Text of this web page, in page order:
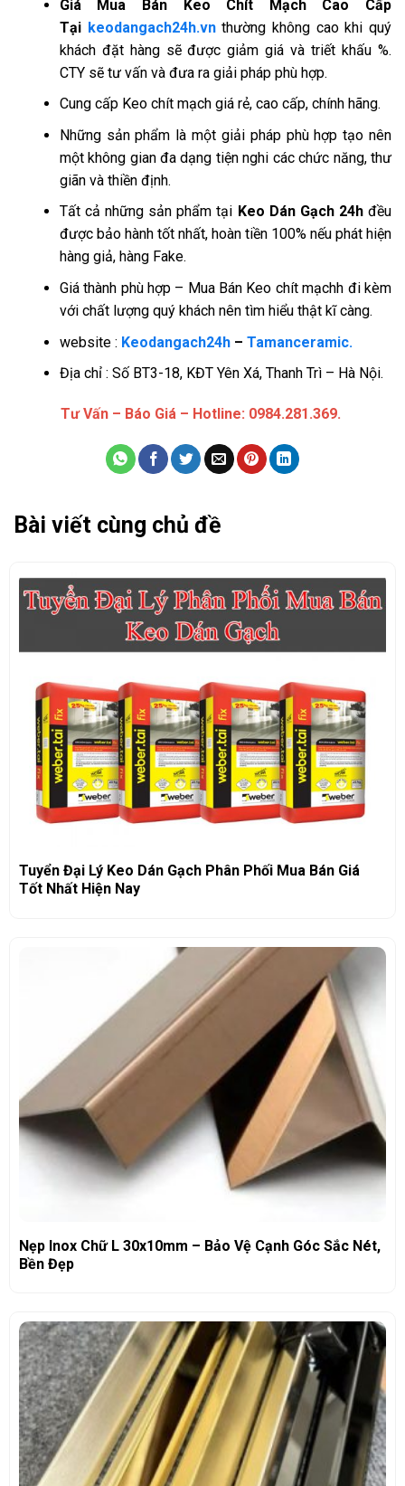
Giá Mua Bán Keo Chít Mạch Cao Cấp
Tại keodangach24h.vn thường không cao khi quý
khách đặt hàng sẽ được giảm giá và triết khấu %.
CTY sẽ tư vấn và đưa ra giải pháp phù hợp.
Cung cấp Keo chít mạch giá rẻ, cao cấp, chính hãng.
Những sản phẩm là một giải pháp phù hợp tạo nên
một không gian đa dạng tiện nghi các chức năng, thư
giãn và thiền định.
Tất cả những sản phẩm tại Keo Dán Gạch 24hđều
được bảo hành tốt nhất, hoàn tiền 100% nếu phát hiện
hàng giả, hàng Fake.
Giá thành phù hợp – Mua Bán Keo chít mạchh đi kèm
với chất lượng quý khách nên tìm hiểu thật kĩ càng.
website : Keodangach24h– Tamanceramic.
Địa chỉ : Số BT3-18, KĐT Yên Xá, Thanh Trì – Hà Nội.
Tư Vấn – Báo Giá – Hotline: 0984.281.369.
Bài viết cùng chủ đề
Tuyển Đại Lý Keo Dán Gạch Phân Phối Mua Bán Giá
Tốt Nhất Hiện Nay
Nẹp Inox Chữ L 30x10mm – Bảo Vệ Cạnh Góc Sắc Nét,
Bền Đẹp